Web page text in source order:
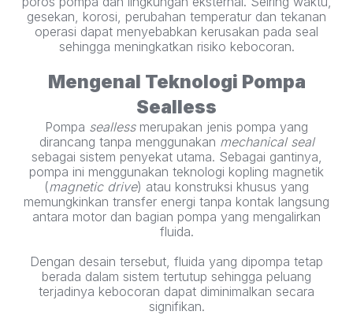
gesekan, korosi, perubahan temperatur dan tekanan
operasi dapat menyebabkan kerusakan pada seal
sehingga meningkatkan risiko kebocoran.
Mengenal Teknologi Pompa
Sealless
Pompa seallessmerupakan jenis pompa yang
dirancang tanpa menggunakan mechanical seal
sebagai sistem penyekat utama. Sebagai gantinya,
pompa ini menggunakan teknologi kopling magnetik
(magnetic drive) atau konstruksi khusus yang
memungkinkan transfer energi tanpa kontak langsung
antara motor dan bagian pompa yang mengalirkan
fluida.
Dengan desain tersebut, fluida yang dipompa tetap
berada dalam sistem tertutup sehingga peluang
terjadinya kebocoran dapat diminimalkan secara
signifikan.